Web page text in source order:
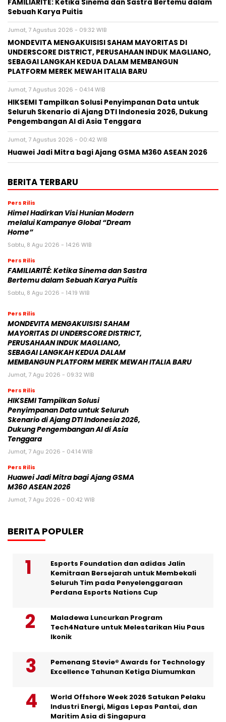
FAMILIARITÉ: Ketika Sinema dan Sastra Bertemu dalam
Sebuah Karya Puitis
Jumat, 7 Agustus 2026 - 09:32 WIB
MONDEVITA MENGAKUISISI SAHAM MAYORITAS DI
UNDERSCORE DISTRICT, PERUSAHAAN INDUK MAGLIANO,
SEBAGAI LANGKAH KEDUA DALAM MEMBANGUN
PLATFORM MEREK MEWAH ITALIA BARU
Jumat, 7 Agustus 2026 - 04:14 WIB
HIKSEMI Tampilkan Solusi Penyimpanan Data untuk
Seluruh Skenario di Ajang DTI Indonesia 2026, Dukung
Pengembangan AI di Asia Tenggara
Jumat, 7 Agustus 2026 - 00:42 WIB
Huawei Jadi Mitra bagi Ajang GSMA M360 ASEAN 2026
BERITA TERBARU
Pers Rilis
Himel Hadirkan Visi Hunian Modern
melalui Kampanye Global “Dream
Home”
Sabtu, 8 Agu 2026 - 14:26 WIB
Pers Rilis
FAMILIARITÉ: Ketika Sinema dan Sastra
Bertemu dalam Sebuah Karya Puitis
Sabtu, 8 Agu 2026 - 14:19 WIB
Pers Rilis
MONDEVITA MENGAKUISISI SAHAM
MAYORITAS DI UNDERSCORE DISTRICT,
PERUSAHAAN INDUK MAGLIANO,
SEBAGAI LANGKAH KEDUA DALAM
MEMBANGUN PLATFORM MEREK MEWAH ITALIA BARU
Jumat, 7 Agu 2026 - 09:32 WIB
Pers Rilis
HIKSEMI Tampilkan Solusi
Penyimpanan Data untuk Seluruh
Skenario di Ajang DTI Indonesia 2026,
Dukung Pengembangan AI di Asia
Tenggara
Jumat, 7 Agu 2026 - 04:14 WIB
Pers Rilis
Huawei Jadi Mitra bagi Ajang GSMA
M360 ASEAN 2026
Jumat, 7 Agu 2026 - 00:42 WIB
BERITA POPULER
Esports Foundation dan adidas Jalin
Kemitraan Bersejarah untuk Membekali
Seluruh Tim pada Penyelenggaraan
Perdana Esports Nations Cup
Maladewa Luncurkan Program
Tech4Nature untuk Melestarikan Hiu Paus
Ikonik
Pemenang Stevie® Awards for Technology
Excellence Tahunan Ketiga Diumumkan
World Offshore Week 2026 Satukan Pelaku
Industri Energi, Migas Lepas Pantai, dan
Maritim Asia di Singapura